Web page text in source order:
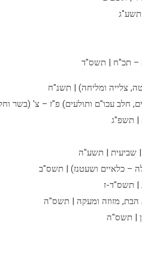
– תכ"ח | תשס"ד
צלייה ומליחה) | תשנ"ח
חלב עכו"ם ותולעים) פ"ז – צ' (בשר
| תשפ"ג
שביעית | תשע"ה
– כלאיים ושעטנז) | תשס"ב
| תשס"ד-ז
הבת, מזוזה ומעקה | תשס"ה
| תשס"ה